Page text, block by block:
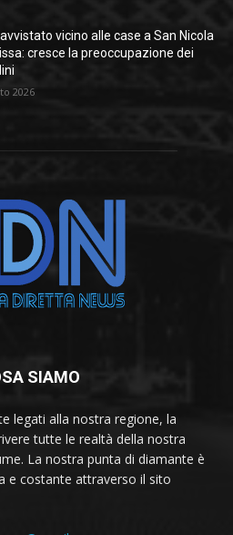
vicino alle case a San Nicola
cresce la preoccupazione dei
2026
SIAMO
legati alla nostra regione, la
tutte le realtà della nostra
La nostra punta di diamante è
e costante attraverso il sito